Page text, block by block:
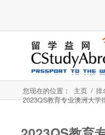
您现在的位置： 主页 / 排
2023QS教育专业澳洲大学